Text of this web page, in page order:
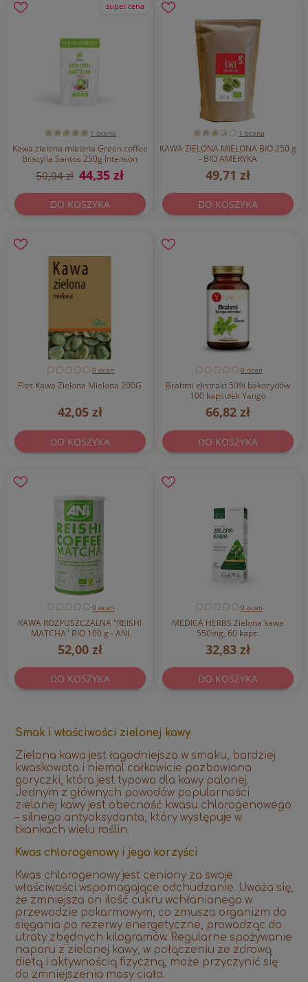
1 ocena
Kawa zielona mielona Green coffee
Brazylia Santos 250g Intenson
50,04 zł 44,35 zł
DO KOSZYKA
super cena
1 ocena
KAWA ZIELONA MIELONA BIO 250 g
- BIO AMERYKA
49,71 zł
DO KOSZYKA
0 ocen
Flos Kawa Zielona Mielona 200G
42,05 zł
DO KOSZYKA
0 ocen
Brahmi ekstrakt 50% bakozydów
100 kapsułek Yango
66,82 zł
DO KOSZYKA
0 ocen
KAWA ROZPUSZCZALNA "REISHI
MATCHA" BIO 100 g - ANI
52,00 zł
DO KOSZYKA
0 ocen
MEDICA HERBS Zielona kawa
550mg, 60 kaps.
32,83 zł
DO KOSZYKA
Smak i właściwości zielonej kawy
Zielona kawa jest łagodniejsza w smaku, bardziej
kwaskowata i niemal całkowicie pozbawiona
goryczki, która jest typowa dla kawy palonej.
Jednym z głównych powodów popularności
zielonej kawy jest obecność kwasu chlorogenowego
– silnego antyoksydanta, który występuje w
tkankach wielu roślin.
Kwas chlorogenowy i jego korzyści
Kwas chlorogenowy jest ceniony za swoje
właściwości wspomagające odchudzanie. Uważa się,
że zmniejsza on ilość cukru wchłanianego w
przewodzie pokarmowym, co zmusza organizm do
sięgania po rezerwy energetyczne, prowadząc do
utraty zbędnych kilogramów. Regularne spożywanie
naparu z zielonej kawy, w połączeniu ze zdrową
dietą i aktywnością fizyczną, może przyczynić się
do zmniejszenia masy ciała.